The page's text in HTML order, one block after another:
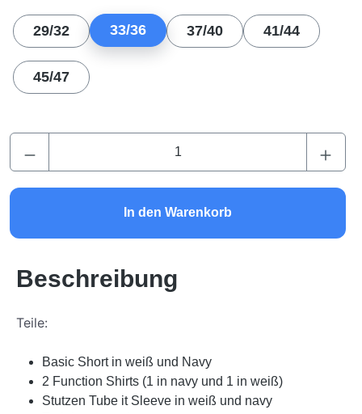
29/32 33/36 37/40 41/44
45/47
Produkt Anzahl: Gib den gewünschten
In den Warenkorb
Beschreibung
Teile:
Basic Short in weiß und Navy
2 Function Shirts (1 in navy und 1 in weiß)
Stutzen Tube it Sleeve in weiß und navy